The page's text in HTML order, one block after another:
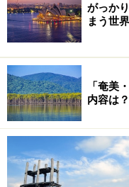
だから少し町歩きを
大聖堂や、ロマネス
レ・チヴィカ、ルネ
バロック様式のドゥ
建物が立ち並ぶ街並
フィレンツェやミラ
がっか
まう世
「奄美
内容は